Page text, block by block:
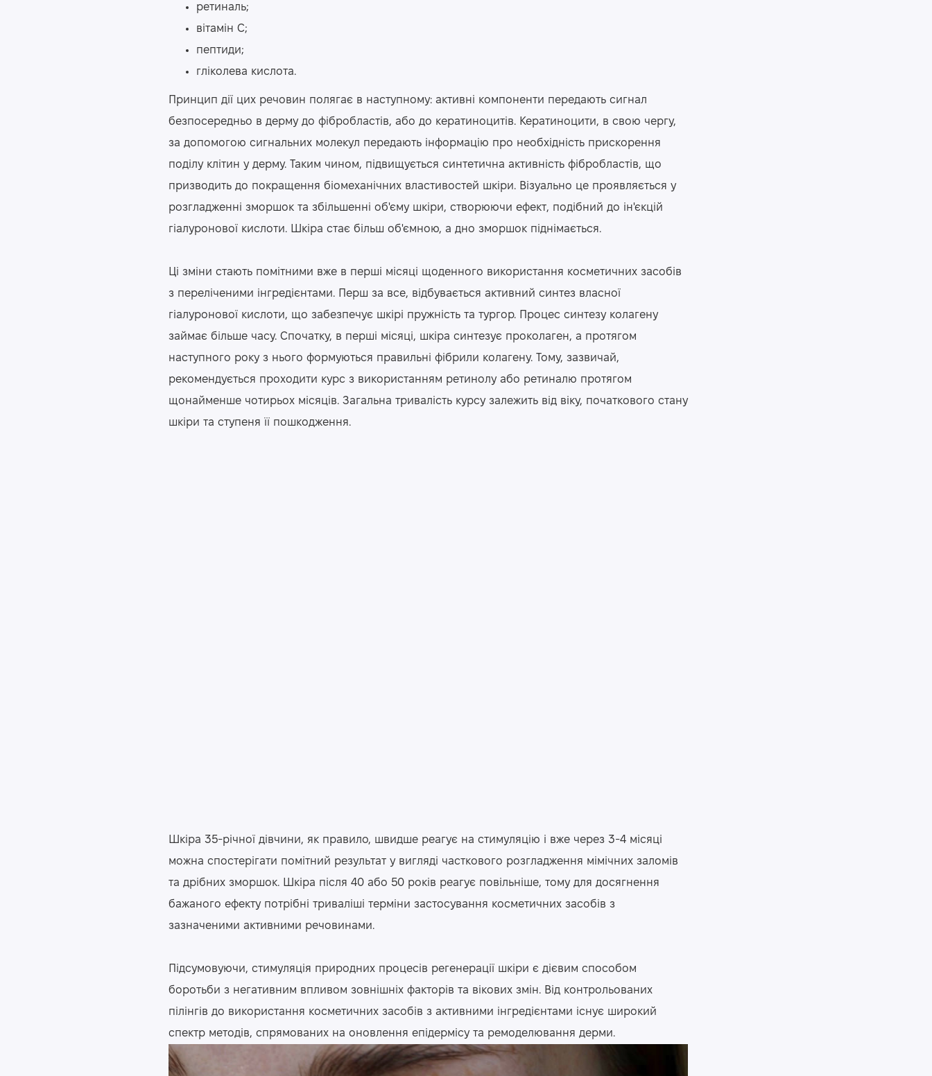
ретиналь;
вітамін С;
пептиди;
гліколева кислота.
Принцип дії цих речовин полягає в наступному: активні компоненти передають сигнал
безпосередньо в дерму до фібробластів, або до кератиноцитів. Кератиноцити, в свою чергу,
за допомогою сигнальних молекул передають інформацію про необхідність прискорення
поділу клітин у дерму. Таким чином, підвищується синтетична активність фібробластів, що
призводить до покращення біомеханічних властивостей шкіри. Візуально це проявляється у
розгладженні зморшок та збільшенні об'єму шкіри, створюючи ефект, подібний до ін'єкцій
гіалуронової кислоти. Шкіра стає більш об'ємною, а дно зморшок піднімається.
Ці зміни стають помітними вже в перші місяці щоденного використання косметичних засобів
з переліченими інгредієнтами. Перш за все, відбувається активний синтез власної
гіалуронової кислоти, що забезпечує шкірі пружність та тургор. Процес синтезу колагену
займає більше часу. Спочатку, в перші місяці, шкіра синтезує проколаген, а протягом
наступного року з нього формуються правильні фібрили колагену. Тому, зазвичай,
рекомендується проходити курс з використанням ретинолу або ретиналю протягом
щонайменше чотирьох місяців. Загальна тривалість курсу залежить від віку, початкового стану
шкіри та ступеня її пошкодження.
Шкіра 35-річної дівчини, як правило, швидше реагує на стимуляцію і вже через 3-4 місяці
можна спостерігати помітний результат у вигляді часткового розгладження мімічних заломів
та дрібних зморшок. Шкіра після 40 або 50 років реагує повільніше, тому для досягнення
бажаного ефекту потрібні триваліші терміни застосування косметичних засобів з
зазначеними активними речовинами.
Підсумовуючи, стимуляція природних процесів регенерації шкіри є дієвим способом
боротьби з негативним впливом зовнішніх факторів та вікових змін. Від контрольованих
пілінгів до використання косметичних засобів з активними інгредієнтами існує широкий
спектр методів, спрямованих на оновлення епідермісу та ремоделювання дерми.